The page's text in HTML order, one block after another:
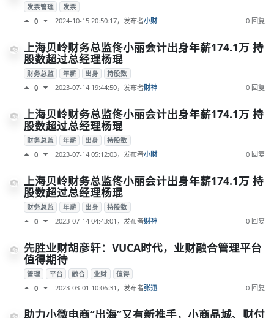
发票管理 发票
0 2024-10-15 20:50:17，发布者小财 0 回复
上海贝岭财务总监佟小丽会计出身年薪174.1万 持
股数超过总经理杨琨
财务总监 年薪 出身 持股数
0 2023-07-14 19:44:50，发布者财神 0 回复
上海贝岭财务总监佟小丽会计出身年薪174.1万 持
股数超过总经理杨琨
财务总监 年薪 出身 持股数
0 2023-07-14 05:12:03，发布者小财 0 回复
上海贝岭财务总监佟小丽会计出身年薪174.1万 持
股数超过总经理杨琨
财务总监 年薪 出身 持股数
0 2023-07-14 04:43:01 ，发布者财神 0 回复
先胜业财胡彦轩：VUCA时代，业财融合管理平台
值得期待
管理 平台 融合 业财 值得
0 2023-03-01 10:06:31 ，发布者张迅 0 回复
助力小微电商“出海”又有新推手，小商品城、财付